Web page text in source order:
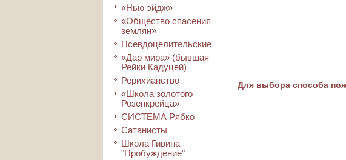
«Нью эйдж»
«Общество спасения
землян»
Псевдоцелительские
«Дар мира» (бывшая
Рейки Кадуцей)
Рерихианство
«Школа золотого
Розенкрейца»
СИСТЕМА Рябко
Сатанисты
Школа Гивина
"Пробуждение"
Для выбора способа